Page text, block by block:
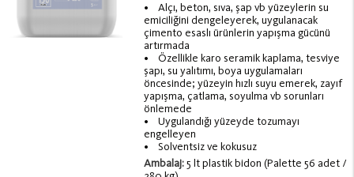
• Alçı, beton, sıva, şap vb yüzeylerin su
emiciliğini dengeleyerek, uygulanacak
çimento esaslı ürünlerin yapışma gücünü
artırmada
• Özellikle karo seramik kaplama, tesviye
şapı, su yalıtımı, boya uygulamaları
öncesinde; yüzeyin hızlı suyu emerek, zayıf
yapışma, çatlama, soyulma vb sorunları
önlemede
• Uygulandığı yüzeyde tozumayı
engelleyen
• Solventsiz ve kokusuz
Ambalaj:5 lt plastik bidon (Palette 56 adet /